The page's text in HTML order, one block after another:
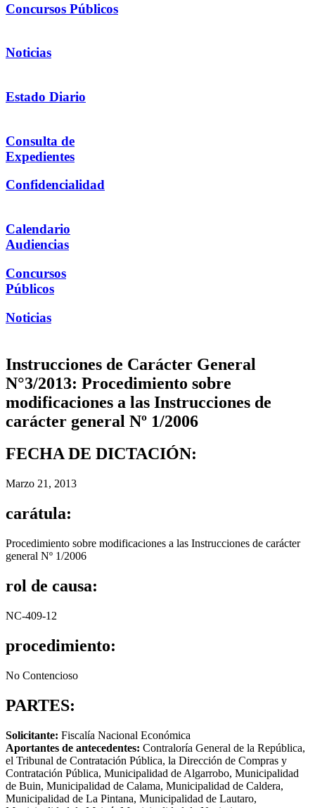
Concursos Públicos
Noticias
Estado Diario
Consulta de
Expedientes
Confidencialidad
Calendario
Audiencias
Concursos
Públicos
Noticias
Instrucciones de Carácter General
N°3/2013: Procedimiento sobre
modificaciones a las Instrucciones de
carácter general Nº 1/2006
FECHA DE DICTACIÓN:
Marzo 21, 2013
carátula:
Procedimiento sobre modificaciones a las Instrucciones de carácter
general Nº 1/2006
rol de causa:
NC-409-12
procedimiento:
No Contencioso
PARTES:
Solicitante: Fiscalía Nacional Económica
Aportantes de antecedentes: Contraloría General de la República,
el Tribunal de Contratación Pública, la Dirección de Compras y
Contratación Pública, Municipalidad de Algarrobo, Municipalidad
de Buin, Municipalidad de Calama, Municipalidad de Caldera,
Municipalidad de La Pintana, Municipalidad de Lautaro,